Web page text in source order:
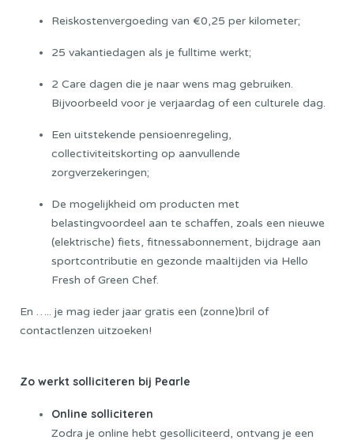
Reiskostenvergoeding van €0,25 per kilometer;
25 vakantiedagen als je fulltime werkt;
2 Care dagen die je naar wens mag gebruiken.
Bijvoorbeeld voor je verjaardag of een culturele dag.
Een uitstekende pensioenregeling,
collectiviteitskorting op aanvullende
zorgverzekeringen;
De mogelijkheid om producten met
belastingvoordeel aan te schaffen, zoals een nieuwe
(elektrische) fiets, fitnessabonnement, bijdrage aan
sportcontributie en gezonde maaltijden via Hello
Fresh of Green Chef.
En ….. je mag ieder jaar gratis een (zonne)bril of
contactlenzen uitzoeken!
Zo werkt solliciteren bij Pearle
Online solliciteren
Zodra je online hebt gesolliciteerd, ontvang je een